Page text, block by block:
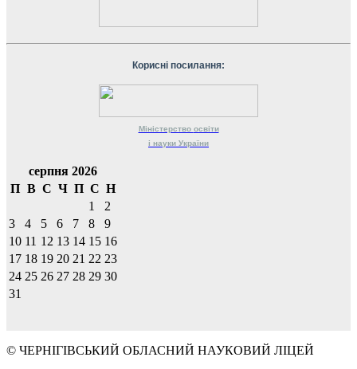
Корисні посилання:
Міністерство освіти
і науки України
серпня 2026
П В С Ч П С Н
1
2
3
4 5 6 7 8
9
10 11 12 13 14 15 16
17 18 19 20 21 22 23
24 25 26 27 28 29 30
31
© ЧЕРНІГІВСЬКИЙ ОБЛАСНИЙ НАУКОВИЙ ЛІЦЕЙ